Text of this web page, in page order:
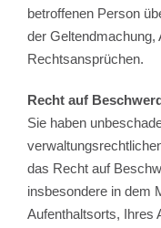
betroffenen Person
der Geltendmachung,
Rechtsansprüchen.
Recht auf
Sie haben
das Recht auf
insbesondere in dem
Aufenthaltsorts, Ihres